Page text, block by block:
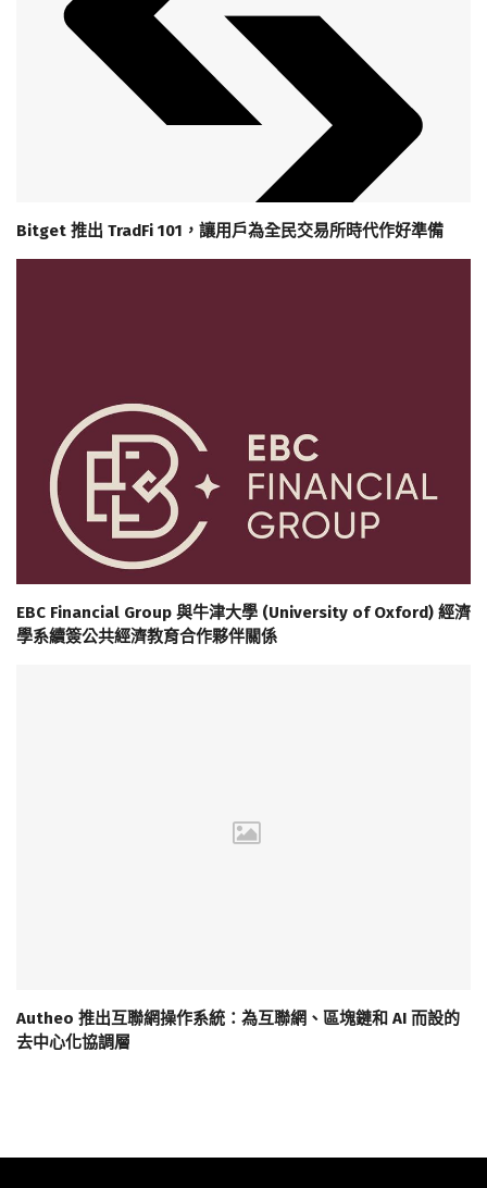
Bitget 推出 TradFi 101，讓用戶為全民交易所時代作好準備
EBC Financial Group 與牛津大學 (University of Oxford) 經濟
學系續簽公共經濟教育合作夥伴關係
Autheo 推出互聯網操作系統：為互聯網、區塊鏈和 AI 而設的
去中心化協調層